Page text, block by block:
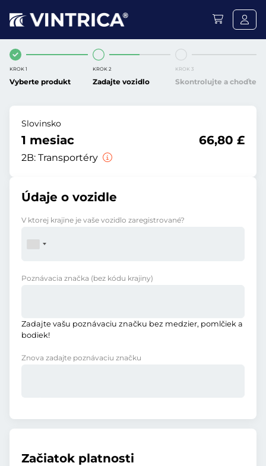
KROK 1
Vyberte produkt
KROK 2
Zadajte vozidlo
KROK 3
Skontrolujte a choďte
Slovinsko
1 mesiac
2B: Transportéry
66,80 £
Údaje o vozidle
V ktorej krajine je vaše vozidlo zaregistrované?
Poznávacia značka (bez kódu krajiny)
Zadajte vašu poznávaciu značku bez medzier, pomlčiek a
bodiek!
Znova zadajte poznávaciu značku
Začiatok platnosti